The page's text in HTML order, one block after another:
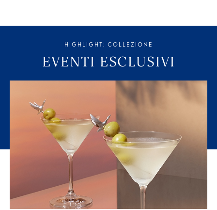
HIGHLIGHT: COLLEZIONE
EVENTI ESCLUSIVI